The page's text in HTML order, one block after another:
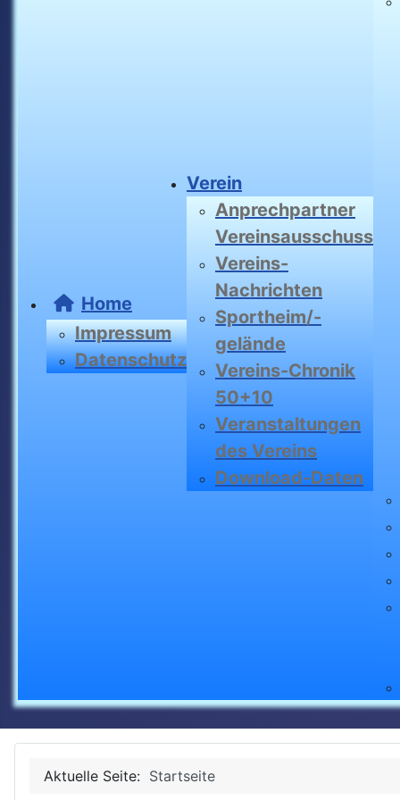
Home
Impressum
Datenschutz
Verein
Anprechpartner
Vereinsausschuss
Vereins-
Nachrichten
Sportheim/-
gelände
Vereins-Chronik
50+10
Veranstaltungen
des Vereins
Download-Daten
Aktuelle Seite: Startseite